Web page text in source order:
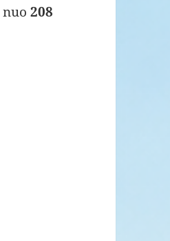
nuo208